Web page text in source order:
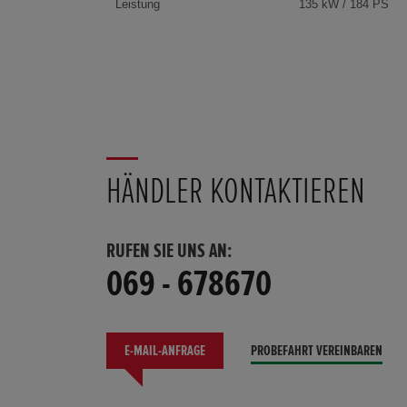
Leistung
135 kW / 184 PS
HÄNDLER KONTAKTIEREN
RUFEN SIE UNS AN:
069 - 678670
E-MAIL-ANFRAGE PROBEFAHRT VEREINBAREN